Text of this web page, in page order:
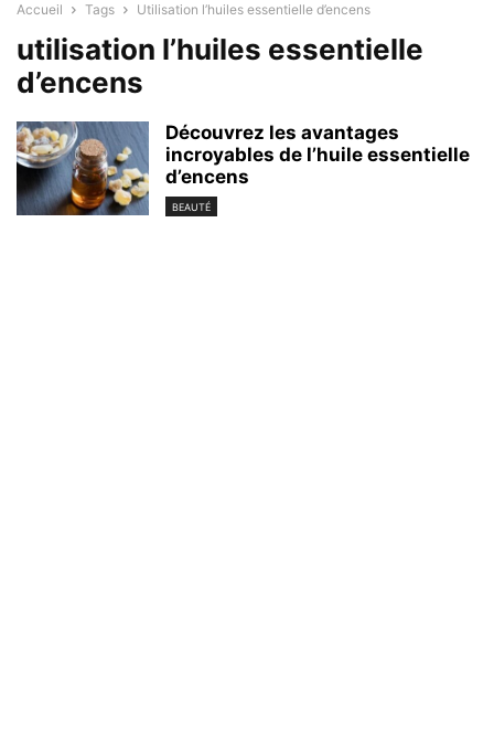
Accueil Tags Utilisation l’huiles essentielle d’encens
utilisation l’huiles essentielle
d’encens
Découvrez les avantages
incroyables de l’huile essentielle
d’encens
BEAUTÉ